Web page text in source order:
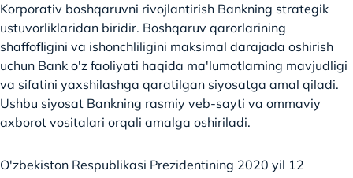
Korporativ boshqaruvni rivojlantirish Bankning strategik
ustuvorliklaridan biridir. Boshqaruv qarorlarining
shaffofligini va ishonchliligini maksimal darajada oshirish
uchun Bank o'z faoliyati haqida ma'lumotlarning mavjudligi
va sifatini yaxshilashga qaratilgan siyosatga amal qiladi.
Ushbu siyosat Bankning rasmiy veb-sayti va ommaviy
axborot vositalari orqali amalga oshiriladi.
O'zbekiston Respublikasi Prezidentining 2020 yil 12